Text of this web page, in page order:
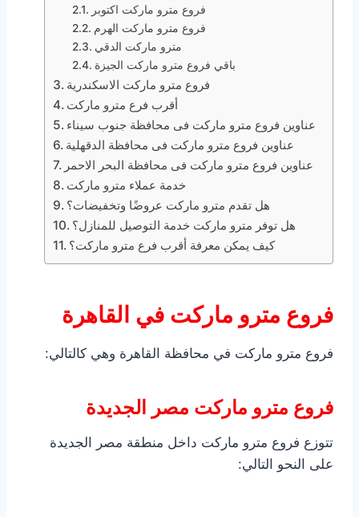
فروع مترو ماركت اكتوبر
فروع مترو ماركت الهرم
مترو ماركت الدقي
باقي فروع مترو ماركت الجيزة
فروع مترو ماركت الاسكندرية
أقرب فرع مترو ماركت
عناوين فروع مترو ماركت فى محافظة جنوب سيناء
عناوين فروع مترو ماركت فى محافظة الدقهلية
عناوين فروع مترو ماركت فى محافظة البحر الاحمر
خدمة عملاء مترو ماركت
هل تقدم مترو ماركت عروضًا وتخفيضات؟
هل توفر مترو ماركت خدمة التوصيل للمنازل؟
كيف يمكن معرفة أقرب فرع مترو ماركت؟
فروع مترو ماركت في القاهرة
فروع مترو ماركت في محافظة القاهرة وهي كالتالي:
فروع مترو ماركت مصر الجديدة
تتوزع فروع مترو ماركت داخل منطقة مصر الجديدة
على النحو التالي: